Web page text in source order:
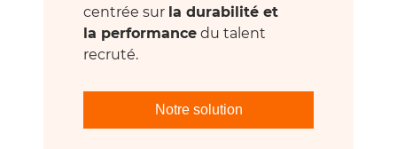
centrée sur la durabilité et
la performance du talent
recruté.
Notre solution